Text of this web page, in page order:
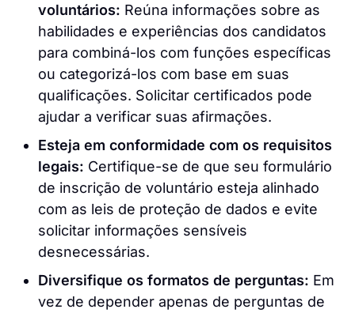
voluntários: Reúna informações sobre as
habilidades e experiências dos candidatos
para combiná-los com funções específicas
ou categorizá-los com base em suas
qualificações. Solicitar certificados pode
ajudar a verificar suas afirmações.
Esteja em conformidade com os requisitos
legais: Certifique-se de que seu formulário
de inscrição de voluntário esteja alinhado
com as leis de proteção de dados e evite
solicitar informações sensíveis
desnecessárias.
Diversifique os formatos de perguntas: Em
vez de depender apenas de perguntas de